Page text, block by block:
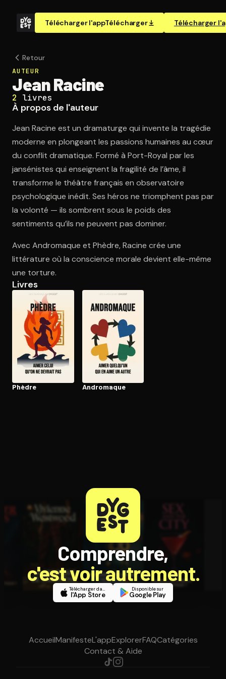
Télécharger l'appTélécharger Télécharger
Ouvre l'app Appareil photo, pointe sur le code. C'est gratuit à
Retour
AUTEUR
Jean Racine
2 livres
À propos de l'auteur
Jean Racine est un dramaturge qui invente la tragédie
moderne en plongeant les passions humaines au cœur
du conflit dramatique. Formé à Port-Royal par les
jansénistes qui enseignent la fragilité de l’âme, il
transforme le théâtre français en observatoire
psychologique inédit. Ses héros ne triomphent pas par
la volonté — ils sombrent sous le poids des
sentiments qu’ils ne peuvent pas dominer.
Avec Andromaque et Phèdre, Racine crée une
littérature où la conscience morale devient elle-même
une torture.
Livres
Phèdre Andromaque
Comprendre,
c'est voir autrement.
Télécharger dans
l'App Store
Disponible sur
Google Play
AccueilManifesteL'appExplorerFAQCatégories
Contact & Aide